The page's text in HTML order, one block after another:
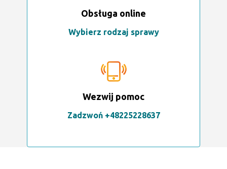
Obsługa online
Wybierz rodzaj sprawy
Wezwij pomoc
Zadzwoń +48225228637